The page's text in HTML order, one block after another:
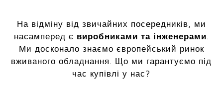
На відміну від звичайних посередників, ми
насамперед є виробниками та інженерами.
Ми досконало знаємо європейський ринок
вживаного обладнання. Що ми гарантуємо під
час купівлі у нас?